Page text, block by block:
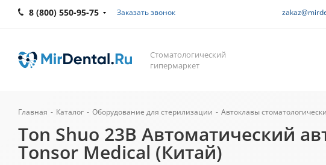
8 (800) 550-95-75 Заказать звонок
Стоматологический
гипермаркет
Главная - Каталог - Оборудование для стерилизации - Автоклавы
Ton Shuo 23B Автоматический
Tonsor Medical (Китай)